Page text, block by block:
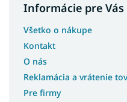
Informácie pre Vás
Všetko o nákupe
Kontakt
O nás
Reklamácia a vrátenie
Pre firmy